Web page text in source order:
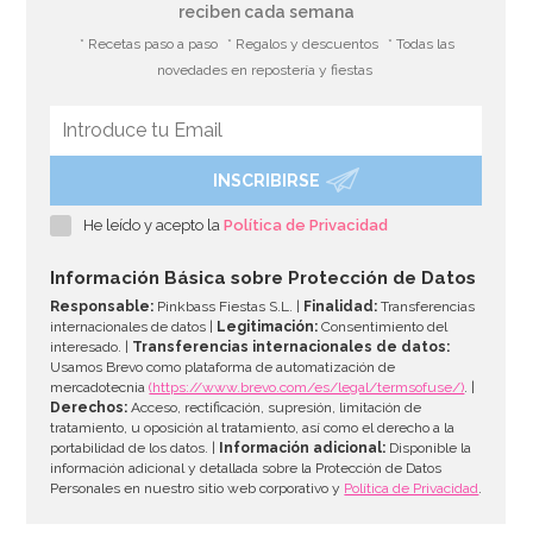
reciben cada semana
* Recetas paso a paso * Regalos y descuentos
* Todas las
novedades en repostería y fiestas
INSCRIBIRSE
He leído y acepto laPolítica de Privacidad
Información Básica sobre Protección de Datos
Responsable: Pinkbass Fiestas S.L. | Finalidad: Transferencias
internacionales de datos |
Legitimación: Consentimiento del
interesado. | Transferencias internacionales de datos:
Usamos Brevo como plataforma de automatización de
mercadotecnia(https://www.brevo.com/es/legal/termsofuse/). |
Derechos: Acceso, rectificación, supresión, limitación de
tratamiento, u oposición al tratamiento, así como el derecho a la
portabilidad de los datos. |
Información adicional: Disponible la
información adicional y detallada sobre la Protección de Datos
Personales en nuestro sitio web corporativo y Política de Privacidad.